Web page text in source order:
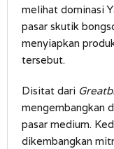
melihat dominasi
pasar skutik
menyiapkan
tersebut.
Disitat dari
mengembangkan
pasar medium.
dikembangkan